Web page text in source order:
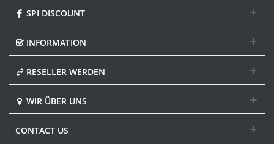
SPI DISCOUNT
INFORMATION
RESELLER WERDEN
WIR ÜBER UNS
CONTACT US